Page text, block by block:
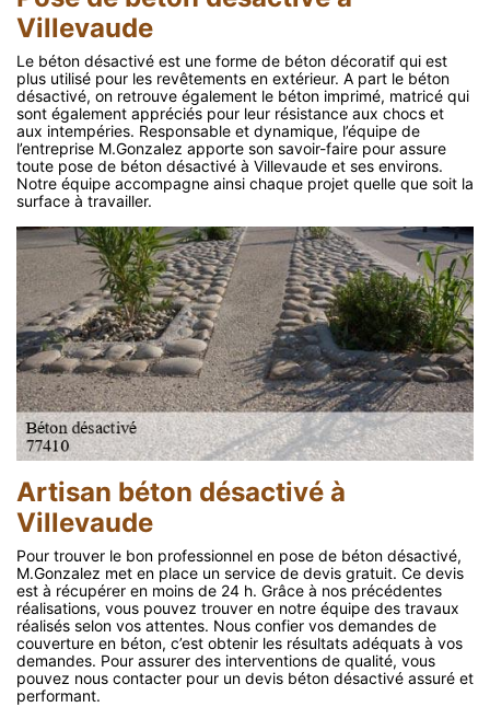
Villevaude
Le béton désactivé est une forme de béton décoratif qui est
plus utilisé pour les revêtements en extérieur. A part le béton
désactivé, on retrouve également le béton imprimé, matricé qui
sont également appréciés pour leur résistance aux chocs et
aux intempéries. Responsable et dynamique, l’équipe de
l’entreprise M.Gonzalez apporte son savoir-faire pour assure
toute pose de béton désactivé à Villevaude et ses environs.
Notre équipe accompagne ainsi chaque projet quelle que soit la
surface à travailler.
Artisan béton désactivé à
Villevaude
Pour trouver le bon professionnel en pose de béton désactivé,
M.Gonzalez met en place un service de devis gratuit. Ce devis
est à récupérer en moins de 24 h. Grâce à nos précédentes
réalisations, vous pouvez trouver en notre équipe des travaux
réalisés selon vos attentes. Nous confier vos demandes de
couverture en béton, c’est obtenir les résultats adéquats à vos
demandes. Pour assurer des interventions de qualité, vous
pouvez nous contacter pour un devis béton désactivé assuré et
performant.